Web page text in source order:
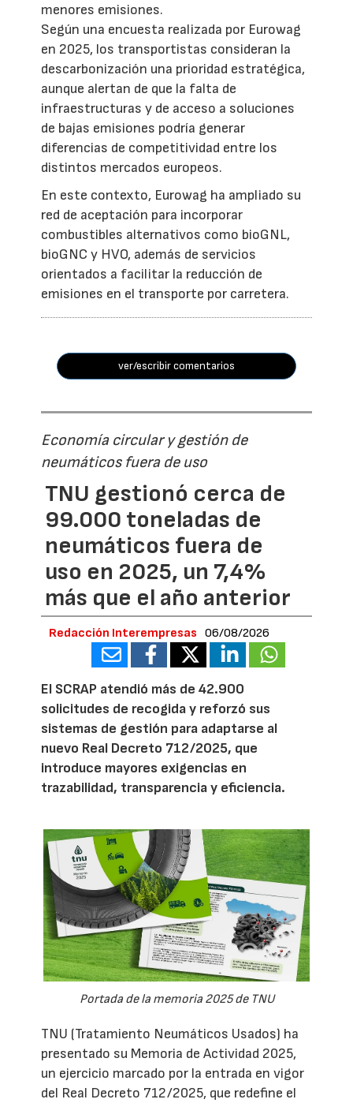
menores emisiones.
Según una encuesta realizada por Eurowag
en 2025, los transportistas consideran la
descarbonización una prioridad estratégica,
aunque alertan de que la falta de
infraestructuras y de acceso a soluciones
de bajas emisiones podría generar
diferencias de competitividad entre los
distintos mercados europeos.
En este contexto, Eurowag ha ampliado su
red de aceptación para incorporar
combustibles alternativos como bioGNL,
bioGNC y HVO, además de servicios
orientados a facilitar la reducción de
emisiones en el transporte por carretera.
ver/escribir comentarios
Economía circular y gestión de
neumáticos fuera de uso
TNU gestionó cerca de
99.000 toneladas de
neumáticos fuera de
uso en 2025, un 7,4%
más que el año anterior
Redacción Interempresas 06/08/2026
El SCRAP atendió más de 42.900
solicitudes de recogida y reforzó sus
sistemas de gestión para adaptarse al
nuevo Real Decreto 712/2025, que
introduce mayores exigencias en
trazabilidad, transparencia y eficiencia.
Portada de la memoria 2025 de TNU
TNU (Tratamiento Neumáticos Usados) ha
presentado su Memoria de Actividad 2025,
un ejercicio marcado por la entrada en vigor
del Real Decreto 712/2025, que redefine el